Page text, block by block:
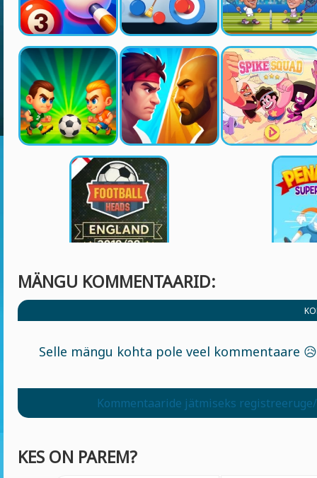
MÄNGU KOMMENTAARID:
Selle mängu kohta pole veel kommentaare
Kommentaaride jätmiseks
KES ON PAREM?